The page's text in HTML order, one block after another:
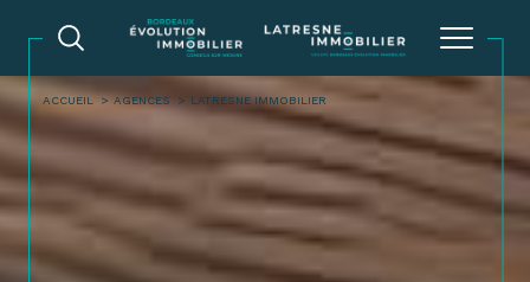
ACCUEIL AGENCES LATRESNE IMMOBILIER